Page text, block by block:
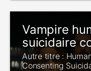
Vampire
suicidaire
Autre titre :
Consenting